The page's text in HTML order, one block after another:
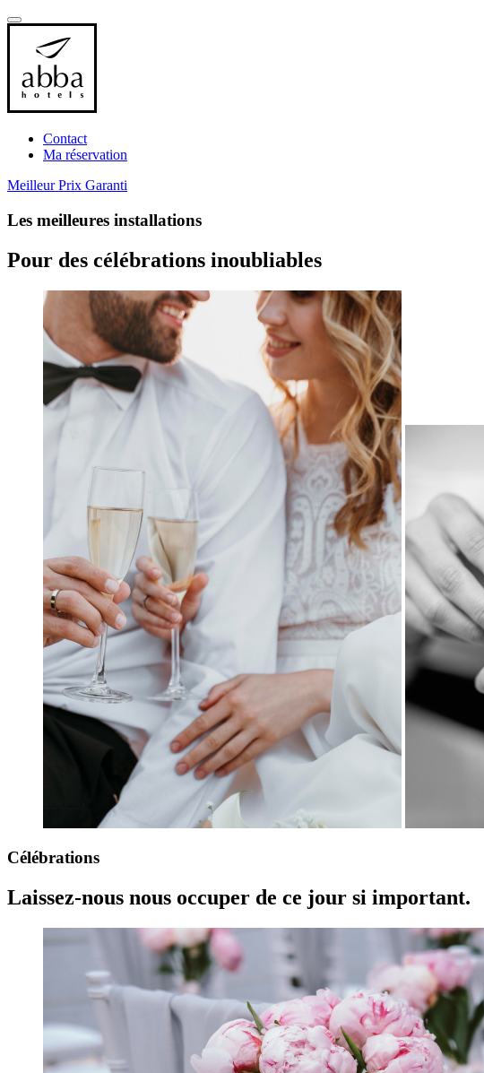
Contact
Ma réservation
Meilleur Prix Garanti
Les meilleures installations
Pour des célébrations inoubliables
Célébrations
Laissez-nous nous occuper de ce jour si important.